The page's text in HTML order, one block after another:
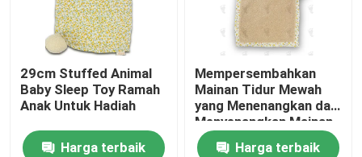
29cm Stuffed Animal
Baby Sleep Toy Ramah
Anak Untuk Hadiah
Harga terbaik
Mempersembahkan
Mainan Tidur Mewah
yang Menenangkan dan
Menyenangkan Mainan
Bantuan Tidur 29cm
Harga terbaik